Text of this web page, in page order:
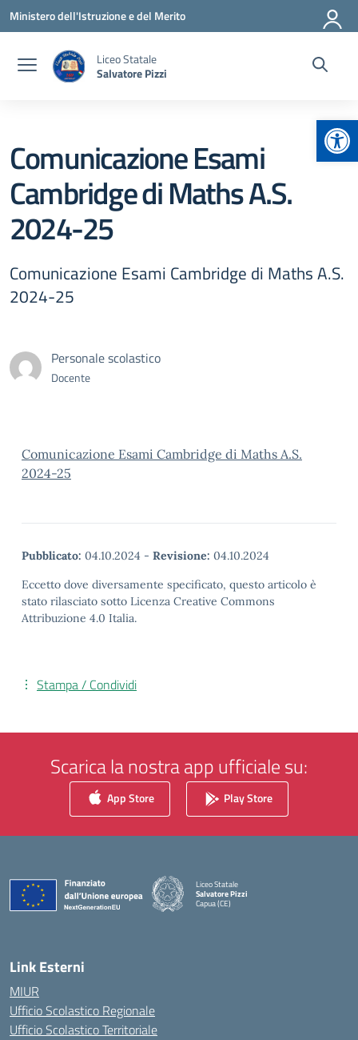
Vai ai contenuti
Vai al menu di navigazione
Vai al footer
Ministero dell'Istruzione e del Merito
Liceo Statale
Salvatore Pizzi
Comunicazione Esami
Cambridge di Maths A.S.
2024-25
Comunicazione Esami Cambridge di Maths A.S.
2024-25
Personale scolastico
Docente
Comunicazione Esami Cambridge di Maths A.S.
2024-25
Pubblicato: 04.10.2024 - Revisione: 04.10.2024
Eccetto dove diversamente specificato, questo articolo è
stato rilasciato sotto Licenza Creative Commons
Attribuzione 4.0 Italia.
Stampa / Condividi
Scarica la nostra app ufficiale su:
App Store Play Store
Liceo Statale
Salvatore Pizzi
Capua (CE)
— Visita la pagina iniziale della scuola
Link Esterni
MIUR
Ufficio Scolastico Regionale
Ufficio Scolastico Territoriale